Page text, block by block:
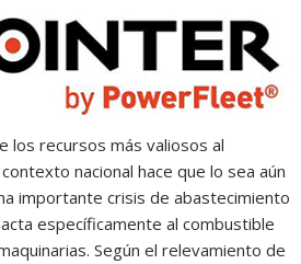
los recursos más valiosos al
nacional hace que lo sea aún
importante crisis de abastecimiento
específicamente al combustible
Según el relevamiento de